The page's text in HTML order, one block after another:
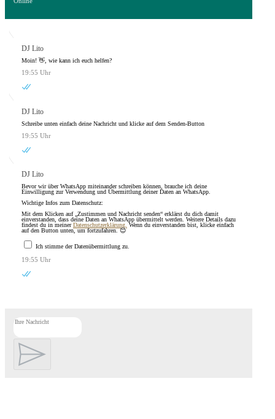
DJ Lito
Moin! 👋, wie kann ich euch helfen?
19:55 Uhr
DJ Lito
Schreibe unten einfach deine Nachricht und klicke auf dem Senden-Button
19:55 Uhr
DJ Lito
Bevor wir über WhatsApp miteinander schreiben können, brauche ich deine
Einwilligung zur Verwendung und Übermittlung deiner Daten an WhatsApp.
Wichtige Infos zum Datenschutz:
Mit dem Klicken auf „Zustimmen und Nachricht senden“ erklärst du dich damit
einverstanden, dass deine Daten an WhatsApp übermittelt werden. Weitere Details dazu
findest du in meinerDatenschutzerklärung. Wenn du einverstanden bist, klicke einfach
auf den Button unten, um fortzufahren. 😊
Ich stimme der Datenübermittlung zu.
19:55 Uhr